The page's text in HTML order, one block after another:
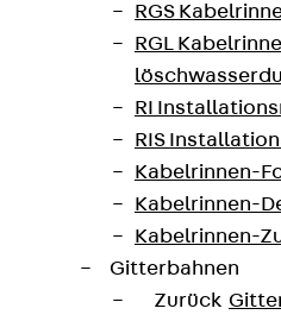
RGS
RGL
RI
RIS
Kabelrinnen-
Kabelrinnen-
Kabelrinnen-
Gitterbahnen
Zurück